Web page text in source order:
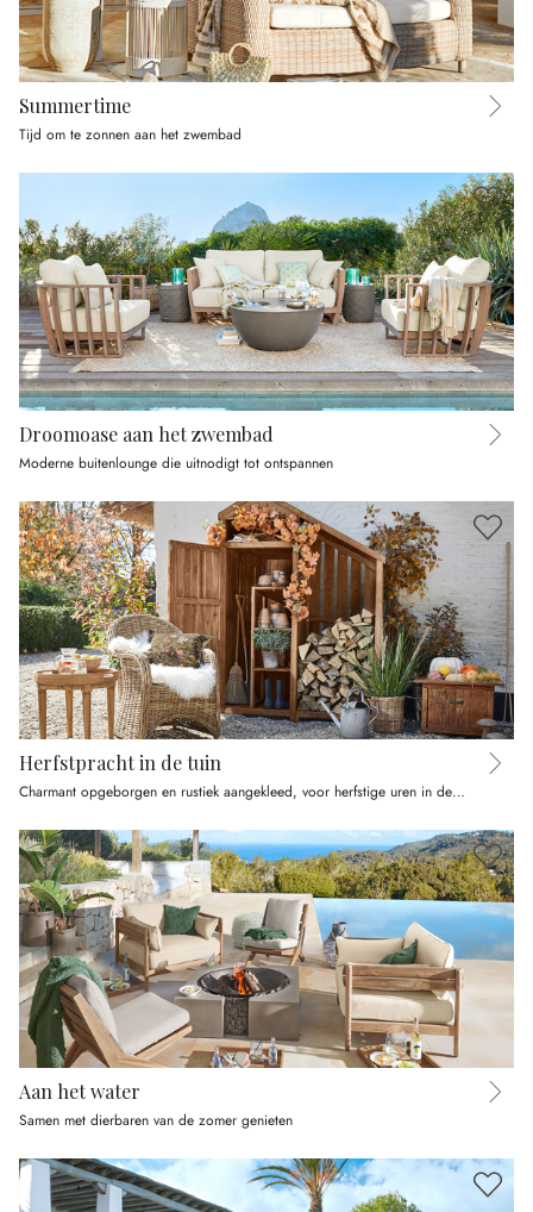
Summertime
Tijd om te zonnen aan het zwembad
Droomoase aan het zwembad
Moderne buitenlounge die uitnodigt tot ontspannen
Herfstpracht in de tuin
Charmant opgeborgen en rustiek aangekleed, voor herfstige uren in de buitenlucht
Aan het water
Samen met dierbaren van de zomer genieten